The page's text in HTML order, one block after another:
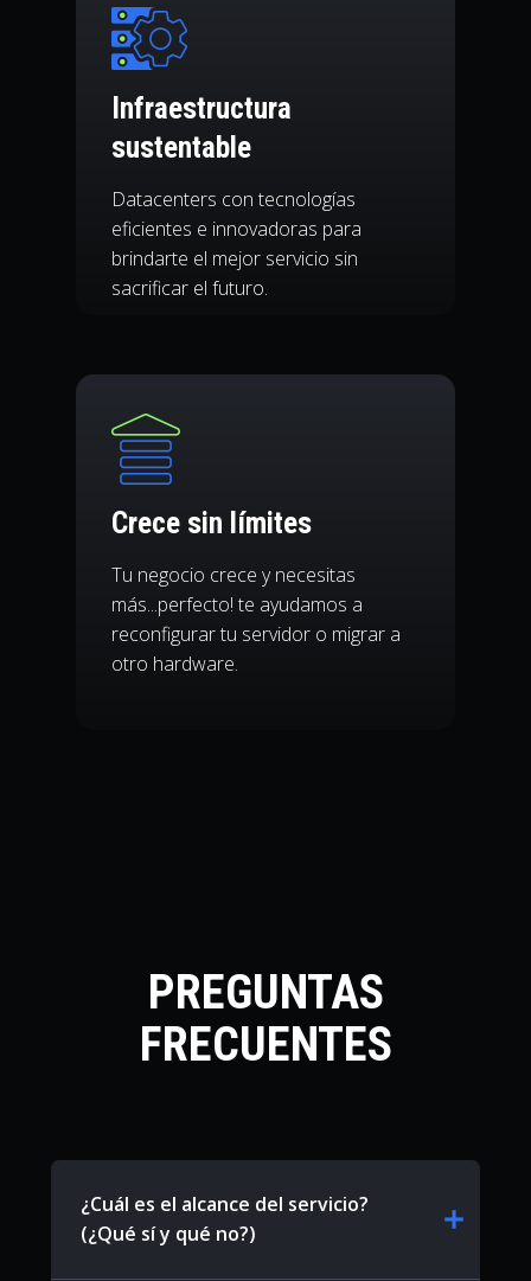
Infraestructura
sustentable
Datacenters con tecnologías
eficientes e innovadoras para
brindarte el mejor servicio sin
sacrificar el futuro.
Crece sin límites
Tu negocio crece y necesitas
más...perfecto! te ayudamos a
reconfigurar tu servidor o migrar a
otro hardware.
PREGUNTAS
FRECUENTES
¿Cuál es el alcance del servicio?
(¿Qué sí y qué no?)
add